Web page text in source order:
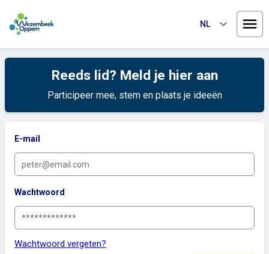
NL keyboard_arrow_down
Reeds lid? Meld je hier aan
Participeer mee, stem en plaats je ideeën
E-mail
Wachtwoord
Wachtwoord vergeten?